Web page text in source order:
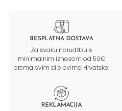
BESPLATNA DOSTAVA
Za svaku narudžbu s
minimalnim iznosom od 50€
prema svim dijelovima Hrvatske.
REKLAMACIJA